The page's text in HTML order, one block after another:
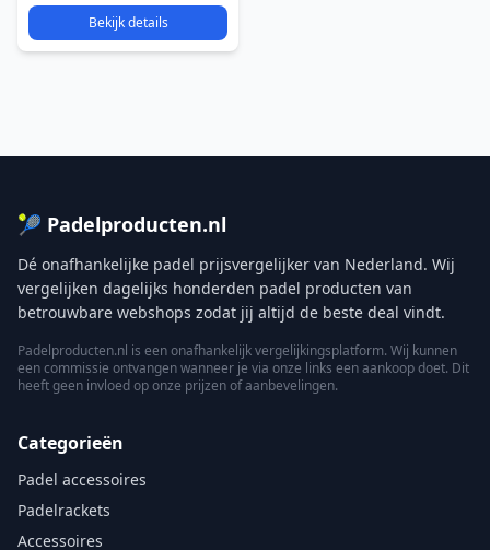
Bekijk details
🎾 Padelproducten.nl
Dé onafhankelijke padel prijsvergelijker van Nederland. Wij
vergelijken dagelijks honderden padel producten van
betrouwbare webshops zodat jij altijd de beste deal vindt.
Padelproducten.nl is een onafhankelijk vergelijkingsplatform. Wij kunnen
een commissie ontvangen wanneer je via onze links een aankoop doet. Dit
heeft geen invloed op onze prijzen of aanbevelingen.
Categorieën
Padel accessoires
Padelrackets
Accessoires